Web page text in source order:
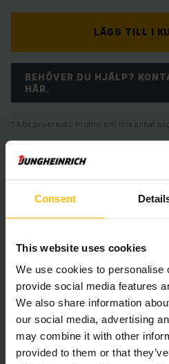
Consent
This website uses cookies
We use cookies to personalise
provide social media features
We also share information
our social media, advertising
may combine it with other
provided to them or that
LÄGG TILL I
BEHÖVER DU HJÄLP?
HÄR.
Alla priser exkl. moms, om inte annat
Följande avsnitt ger en
Teknisk Information
Batteri
Laddare